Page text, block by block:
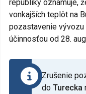
republiky oznamuje,
vonkajších teplôt na
pozastavenie vývozu
účinnosťou od 28.
Zrušenie
doTurecka